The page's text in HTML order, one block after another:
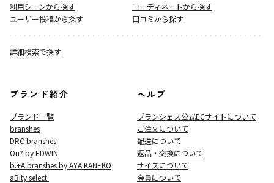
利用シーンから探す
コーディネートから探す
ユーザー投稿から探す
口コミから探す
詳細検索で探す
ブランド紹介
ブランド一覧
branshes
DRC branshes
Ou? by EDWIN
b.+A branshes by AYA KANEKO
aBity select.
ヘルプ
ブランシェス公式ECサイトについて
ご注文について
配送について
返品・交換について
サイズについて
会員について